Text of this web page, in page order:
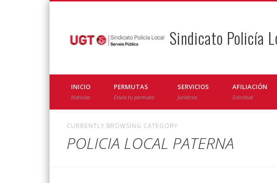
Sindicato Policía
FacebookTwitter
INICIO
Noticias
PERMUTAS
Envía tu permuta
SERVICIOS
Jurídicos
AFILIACIÓN
Solicitud
CURRENTLY BROWSING CATEGORY
POLICIA LOCAL PATERNA